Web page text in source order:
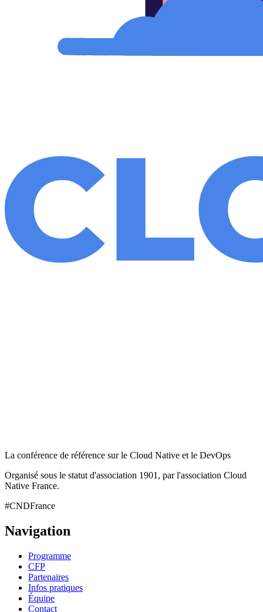
La conférence de référence sur le Cloud Native et le DevOps
Organisé sous le statut d'association 1901, par l'association Cloud
Native France.
#CNDFrance
Navigation
Programme
CFP
Partenaires
Infos pratiques
Équipe
Contact